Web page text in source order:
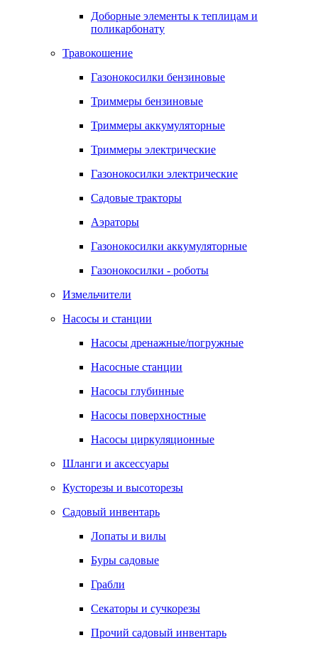
Доборные элементы к теплицам и
поликарбонату
Травокошение
Газонокосилки бензиновые
Триммеры бензиновые
Триммеры аккумуляторные
Триммеры электрические
Газонокосилки электрические
Садовые тракторы
Аэраторы
Газонокосилки аккумуляторные
Газонокосилки - роботы
Измельчители
Насосы и станции
Насосы дренажные/погружные
Насосные станции
Насосы глубинные
Насосы поверхностные
Насосы циркуляционные
Шланги и аксессуары
Кусторезы и высоторезы
Садовый инвентарь
Лопаты и вилы
Буры садовые
Грабли
Секаторы и сучкорезы
Прочий садовый инвентарь